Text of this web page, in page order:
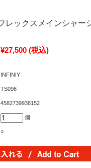
レックスメインシャー
¥27,500 (税込)
INFINIY
TS096
4582739938152
個
○